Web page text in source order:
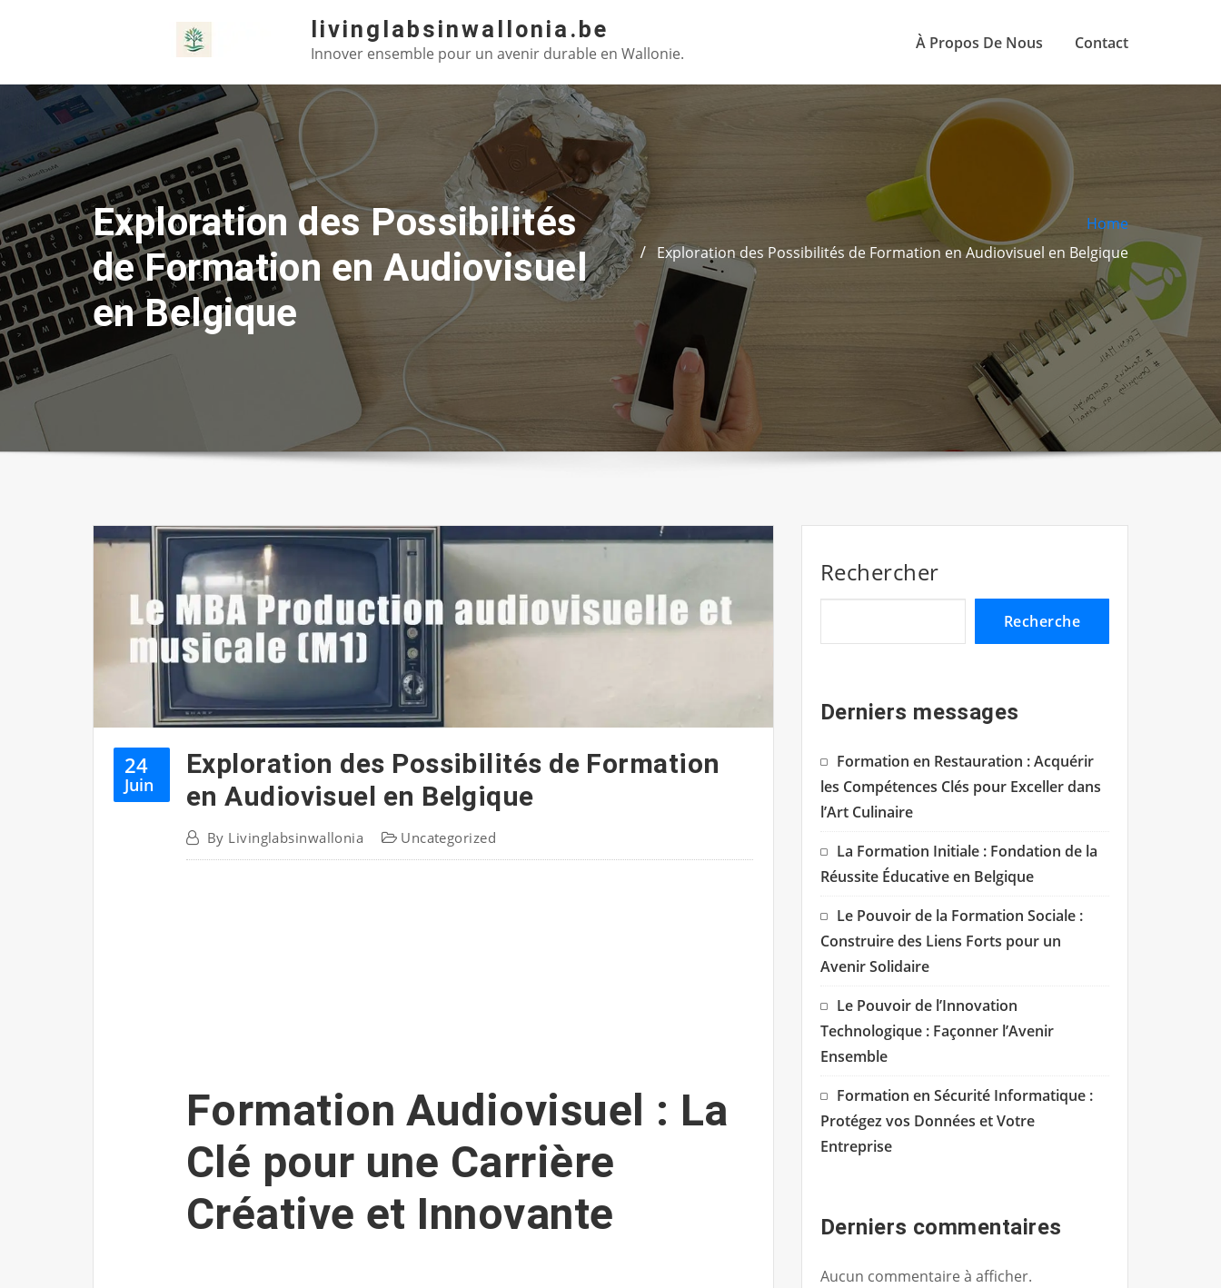
livinglabsinwallonia.be
Innover ensemble pour un avenir durable en Wallonie.
À Propos De Nous Contact
Exploration des Possibilités
de Formation en Audiovisuel
en Belgique
Home
Exploration des Possibilités de Formation en Audiovisuel en Belgique
24
Juin
Exploration des Possibilités de Formation
en Audiovisuel en Belgique
By Livinglabsinwallonia Uncategorized
Formation Audiovisuel : La
Clé pour une Carrière
Créative et Innovante
Rechercher
Recherche
Derniers messages
Formation en Restauration : Acquérir
les Compétences Clés pour Exceller dans
l’Art Culinaire
La Formation Initiale : Fondation de la
Réussite Éducative en Belgique
Le Pouvoir de la Formation Sociale :
Construire des Liens Forts pour un
Avenir Solidaire
Le Pouvoir de l’Innovation
Technologique : Façonner l’Avenir
Ensemble
Formation en Sécurité Informatique :
Protégez vos Données et Votre
Entreprise
Derniers commentaires
Aucun commentaire à afficher.